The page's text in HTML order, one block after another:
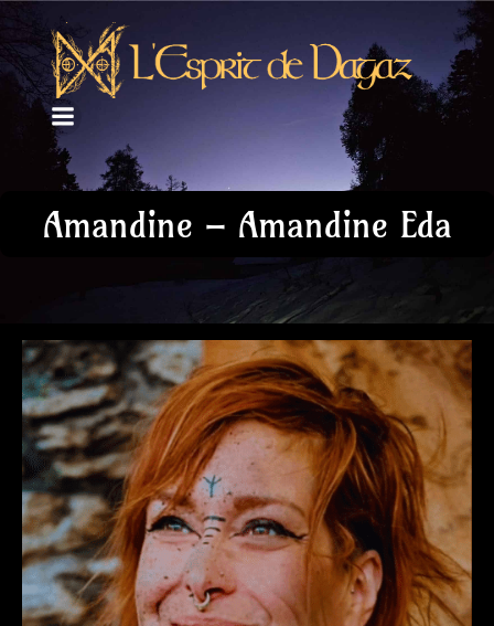
Amandine – Amandine Eda